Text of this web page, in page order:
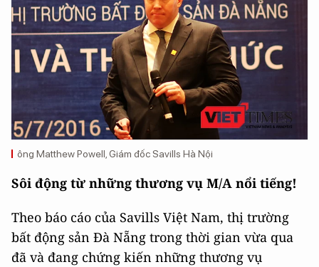
ông Matthew Powell, Giám đốc Savills Hà Nội
Sôi động từ những thương vụ M/A nổi tiếng!
Theo báo cáo của Savills Việt Nam, thị trường
bất động sản Đà Nẵng trong thời gian vừa qua
đã và đang chứng kiến những thương vụ